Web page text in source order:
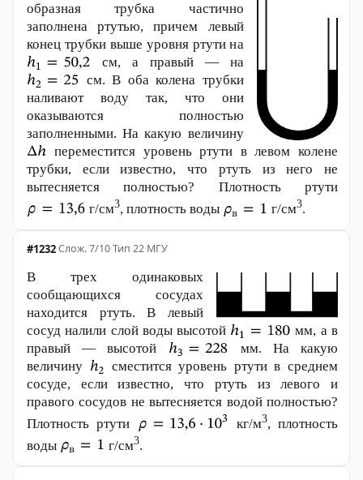
образная трубка частично
заполнена ртутью, причем левый
конец трубки выше уровня ртути на
см, а правый — на
см. В оба колена трубки
наливают воду так, что они
оказываются полностью
заполненными. На какую величину
переместится уровень ртути в левом колене
трубки, если известно, что ртуть из него не
вытесняется полностью? Плотность ртути
г/см3, плотность воды г/см3.
#1232· 7/10·Тип 22·МГУ
В трех одинаковых
сообщающихся сосудах
находится ртуть. В левый
сосуд налили слой воды высотой
мм, а в
правый — высотой
мм. На какую
величину
сместится уровень ртути в среднем
сосуде, если известно, что ртуть из левого и
правого сосудов не вытесняется водой полностью?
Плотность ртути
кг/м3, плотность
воды
г/см3.